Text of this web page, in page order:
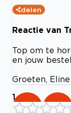
delen
Reactie van
Top om te
en jouw
Groeten,
1